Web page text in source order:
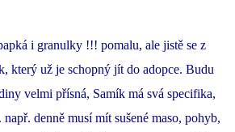
i granulky !!! pomalu, ale jistě se z
který už je schopný jít do adopce. Budu
velmi přísná, Samík má svá specifika,
denně musí mít sušené maso, pohyb,